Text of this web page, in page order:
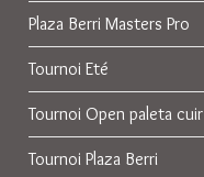
Plaza Berri Masters Pro
Tournoi Eté
Tournoi Open paleta cuir
Tournoi Plaza Berri